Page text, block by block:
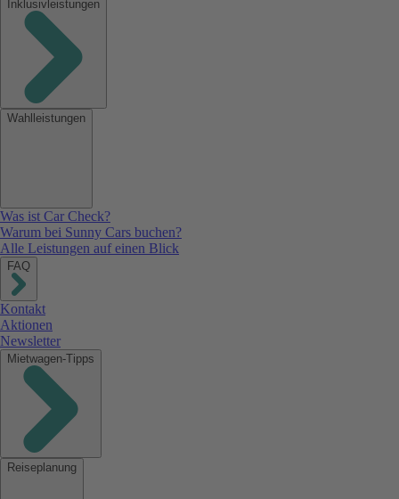
Inklusivleistungen
Wahlleistungen
Was ist Car Check?
Warum bei Sunny Cars buchen?
Alle Leistungen auf einen Blick
FAQ
Kontakt
Aktionen
Newsletter
Mietwagen-Tipps
Reiseplanung